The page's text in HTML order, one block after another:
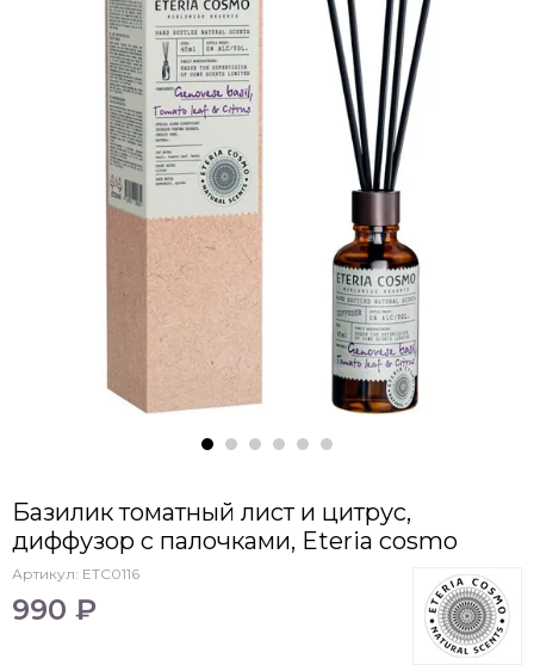
Базилик томатный лист и цитрус,
диффузор c палочками, Eteria cosmo
Артикул: ETC0116
990 ₽